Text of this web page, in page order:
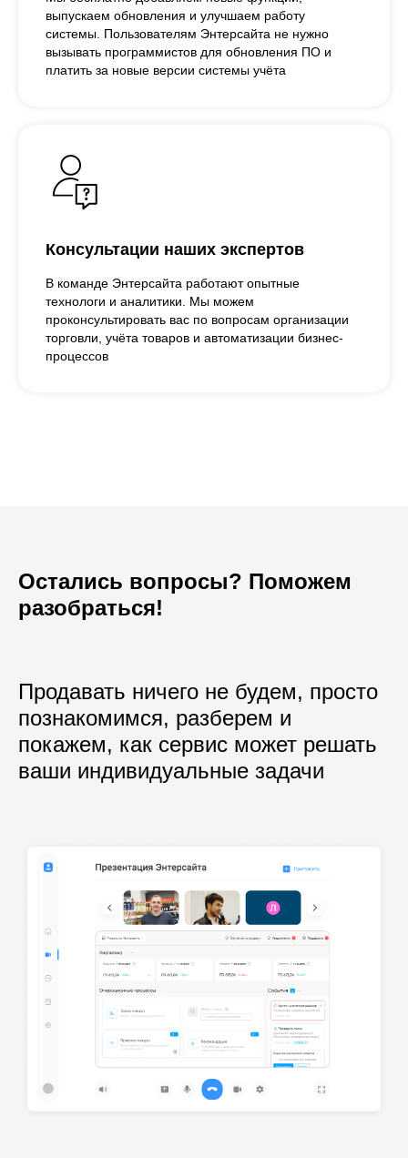
выпускаем обновления и улучшаем работу
системы. Пользователям Энтерсайта не нужно
вызывать программистов для обновления ПО и
платить за новые версии системы учёта
Консультации наших экспертов
В команде Энтерсайта работают опытные
технологи и аналитики. Мы можем
проконсультировать вас по вопросам организации
торговли, учёта товаров и автоматизации бизнес-
процессов
Остались вопросы? Поможем
разобраться!
Продавать ничего не будем, просто
познакомимся, разберем и
покажем, как сервис может решать
ваши индивидуальные задачи